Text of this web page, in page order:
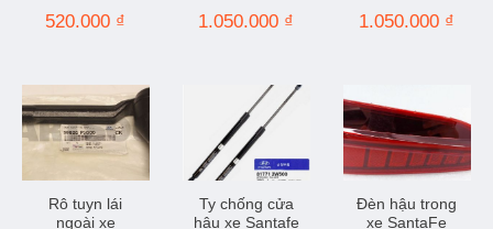
520.000 ₫ 1.050.000 ₫ 1.050.000 ₫
Rô tuyn lái
ngoài xe
Ty chống cửa
hậu xe Santafe
Đèn hậu trong
xe SantaFe